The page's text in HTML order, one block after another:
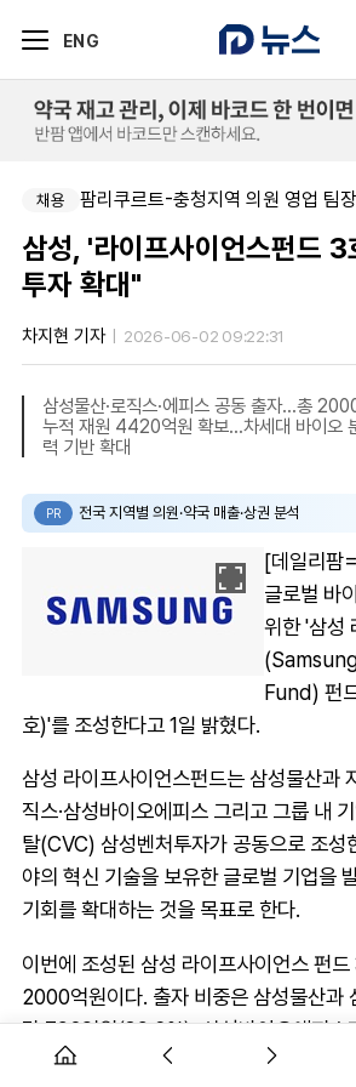
ENG
채용 팜리쿠르트-충청지역 의원 영업 팀
삼성, '라이프사이언스펀드
투자 확대"
차지현 기자 2026-06-02 09:22:31
삼성물산·로직스·에피스 공동 출자…총
누적 재원 4420억원 확보…차세대 바이오
력 기반 확대
PR 전국 지역별 의원·약국 매출·상권 분석
[데일리팜
글로벌 바
위한 '삼성
Fund) 펀
호)'를 조성한다고 1일 밝혔다.
삼성 라이프사이언스펀드는 삼성물산과
직스·삼성바이오에피스 그리고 그룹 내
탈(CVC) 삼성벤처투자가 공동으로 조성
야의 혁신 기술을 보유한 글로벌 기업을
기회를 확대하는 것을 목표로 한다.
이번에 조성된 삼성 라이프사이언스 펀
2000억원이다. 출자 비중은 삼성물산과
각 792억원(39.6%), 삼성바이오에피
삼성벤처투자가 20억원(1.0%)이다. 삼